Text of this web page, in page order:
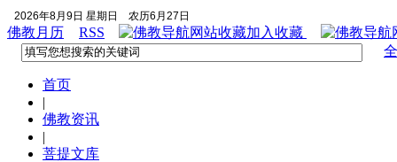
2026年8月9日 星期日 农历6月27日
佛教月历 RSS 加入收藏
首页
|
佛教资讯
|
菩提文库